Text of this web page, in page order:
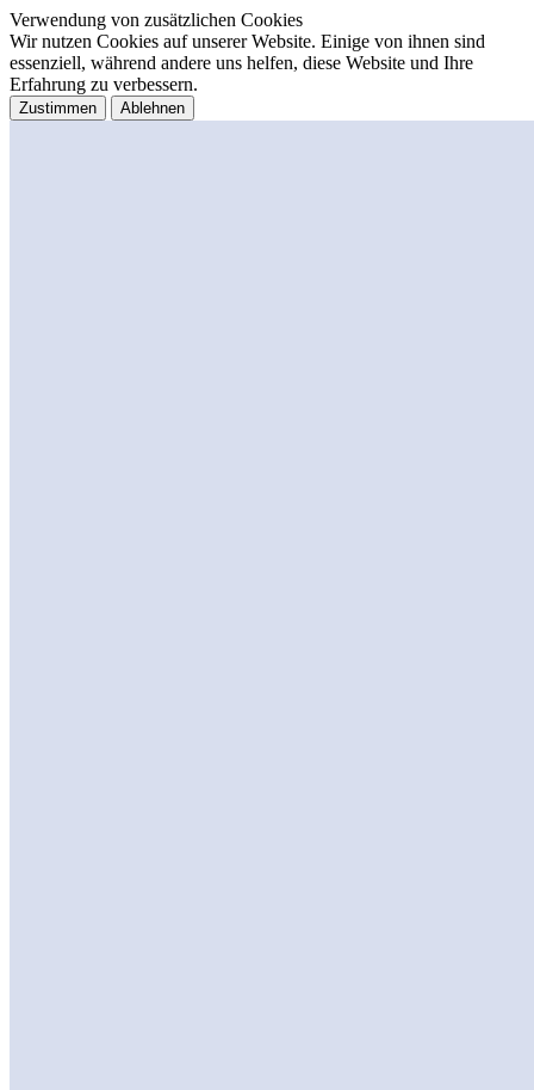
Verwendung von zusätzlichen Cookies
Wir nutzen Cookies auf unserer Website. Einige von ihnen sind
essenziell, während andere uns helfen, diese Website und Ihre
Erfahrung zu verbessern.
Zustimmen Ablehnen